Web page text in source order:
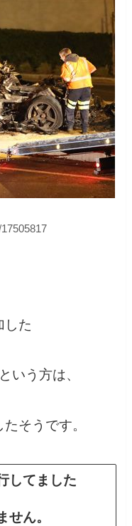
した
という方は、
そうです。
してました
ん。